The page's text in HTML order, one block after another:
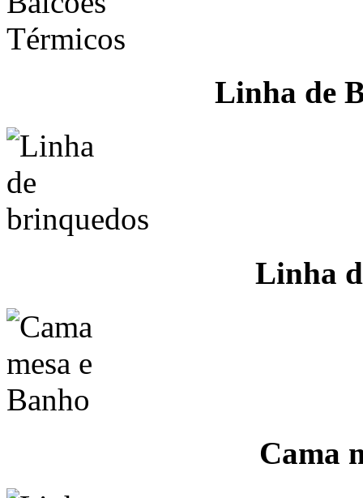
Linha de
Linha
Cama